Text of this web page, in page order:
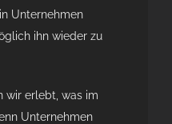
Unternehmen
ihn wieder zu
wir erlebt, was im
Unternehmen